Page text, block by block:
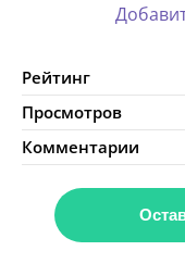
Рейтинг
Просмотров
Комментарии